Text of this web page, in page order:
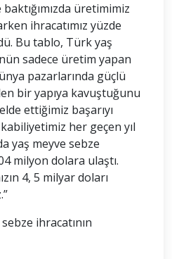
üretimimiz
ihracatımız yüzde
Bu tablo, Türk yaş
sadece üretim yapan
pazarlarında güçlü
bir yapıya kavuştuğunu
ettiğimiz başarıyı
her geçen yıl
yaş meyve sebze
milyon dolara ulaştı.
4, 5 milyar doları
ihracatının